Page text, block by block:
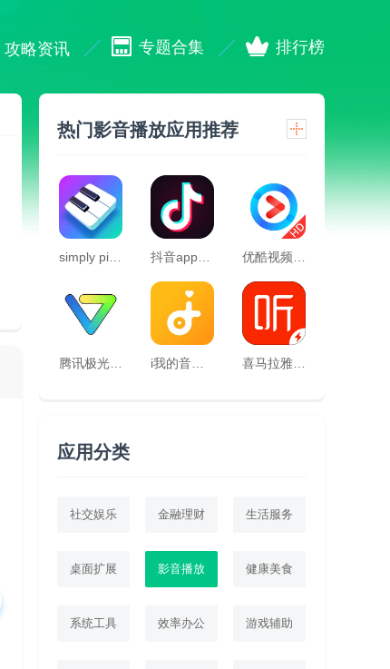
攻略资讯 专题合集 排行榜
热门影音播放应用推荐
应用分类
社交娱乐 金融理财 生活服务
桌面扩展 影音播放 健康美食
系统工具 效率办公 游戏辅助